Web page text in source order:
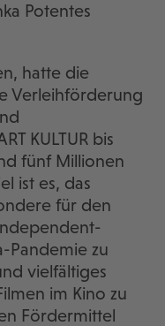
Potentes
hatte die
Verleihförderung
KULTUR bis
fünf Millionen
ist es, das
für den
Pandemie zu
vielfältiges
im Kino zu
Fördermittel